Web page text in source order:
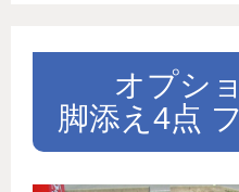
オプシ
脚添え4点